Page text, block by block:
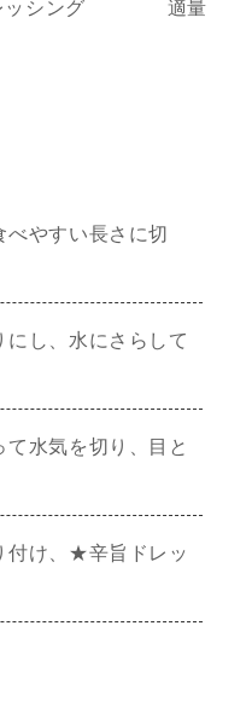
シング 適量
やすい長さに切
にし、水にさらして
水気を切り、目と
け、★辛旨ドレッ